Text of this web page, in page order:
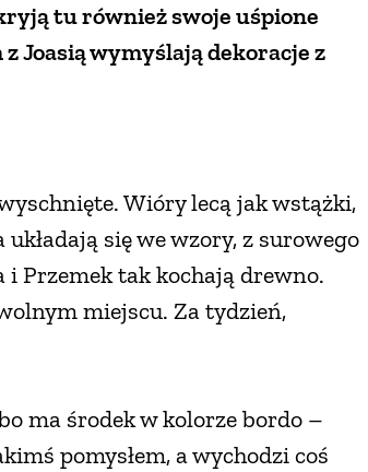
tu również swoje uśpione
Joasią wymyślają dekoracje z
Wióry lecą jak wstążki,
układają się we wzory, z surowego
i Przemek tak kochają drewno.
miejscu. Za tydzień,
ma środek w kolorze bordo –
pomysłem, a wychodzi coś